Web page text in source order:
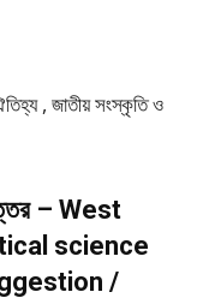
, জাতীয় সংস্কৃতি ও
উত্তর – West
science
/